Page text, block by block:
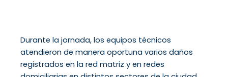
Durante la jornada, los equipos técnicos
atendieron de manera oportuna varios daños
registrados en la red matriz y en redes